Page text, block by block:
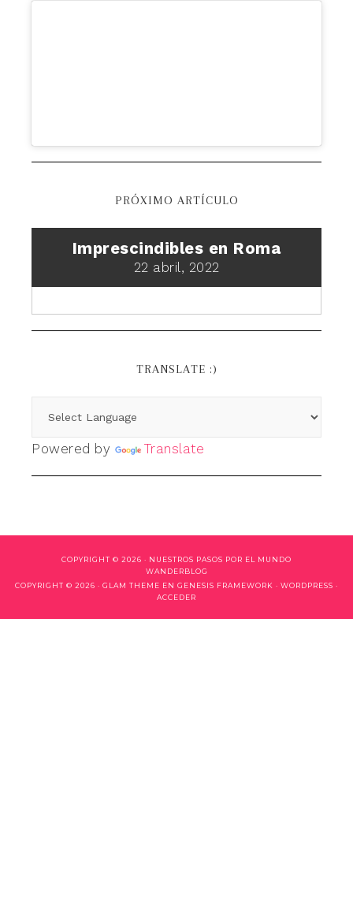
PRÓXIMO ARTÍCULO
Imprescindibles en Roma
22 abril, 2022
TRANSLATE :)
Powered by Translate
COPYRIGHT © 2026 · NUESTROS PASOS POR EL MUNDO
WANDERBLOG
COPYRIGHT © 2026 · GLAM THEME EN GENESIS FRAMEWORK · WORDPRESS ·
ACCEDER